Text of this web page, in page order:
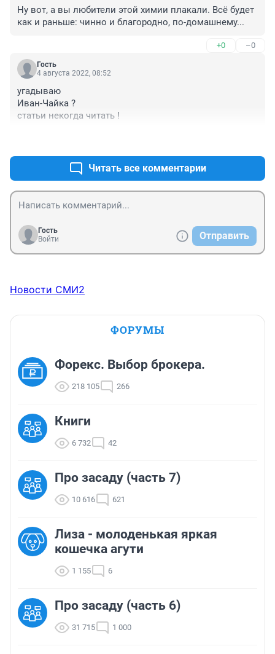
Ну вот, а вы любители этой химии плакали. Всё будет
как и раньше: чинно и благородно, по-домашнему...
+0 –0
Гость
4 августа 2022, 08:52
угадываю
Иван-Чайка ?
статьи некогда читать !
Читать все комментарии
Гость
Войти
Отправить
Новости СМИ2
ФОРУМЫ
Форекс. Выбор брокера.
218 105 266
Книги
6 732 42
Про засаду (часть 7)
10 616 621
Лиза - молоденькая яркая
кошечка агути
1 155 6
Про засаду (часть 6)
31 715 1 000